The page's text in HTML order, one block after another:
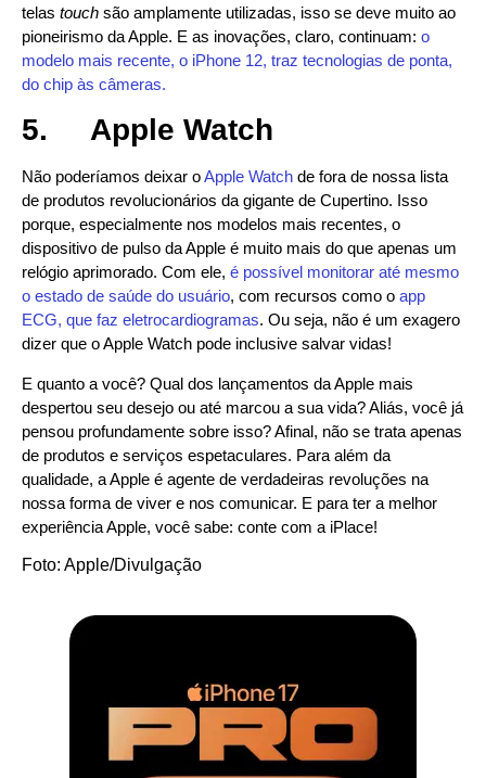
telas touch são amplamente utilizadas, isso se deve muito ao
pioneirismo da Apple. E as inovações, claro, continuam: o
modelo mais recente, o iPhone 12, traz tecnologias de ponta,
do chip às câmeras.
5. Apple Watch
Não poderíamos deixar oApple Watch de fora de nossa lista
de produtos revolucionários da gigante de Cupertino. Isso
porque, especialmente nos modelos mais recentes, o
dispositivo de pulso da Apple é muito mais do que apenas um
relógio aprimorado. Com ele, é possível monitorar até mesmo
o estado de saúde do usuário, com recursos como o app
ECG, que faz eletrocardiogramas. Ou seja, não é um exagero
dizer que o Apple Watch pode inclusive salvar vidas!
E quanto a você? Qual dos lançamentos da Apple mais
despertou seu desejo ou até marcou a sua vida? Aliás, você já
pensou profundamente sobre isso? Afinal, não se trata apenas
de produtos e serviços espetaculares. Para além da
qualidade, a Apple é agente de verdadeiras revoluções na
nossa forma de viver e nos comunicar. E para ter a melhor
experiência Apple, você sabe: conte com a iPlace!
Foto: Apple/Divulgação